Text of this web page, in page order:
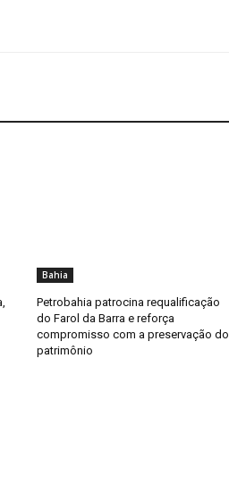
Bahia
Petrobahia patrocina requalificação
do Farol da Barra e reforça
compromisso com a preservação do
patrimônio